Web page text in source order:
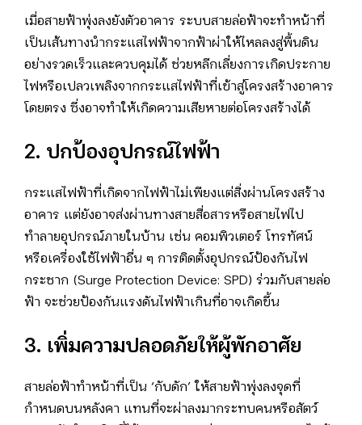
เมื่อสายฟ้าพุ่งลงยังตัวอาคาร ระบบสายล่อฟ้าจะทำหน้าที่
เป็นเส้นทางนำกระแสไฟฟ้าจากฟ้าผ่าให้ไหลลงสู่พื้นดิน
อย่างรวดเร็วและควบคุมได้ ช่วยหลีกเลี่ยงการเกิดประกาย
ไฟหรือเปลวเพลิงจากกระแสไฟฟ้าที่เข้าสู่โครงสร้างอาคาร
โดยตรง ซึ่งอาจทำให้เกิดความเสียหายต่อโครงสร้างได้
2. ปกป้องอุปกรณ์ไฟฟ้า
กระแสไฟฟ้าที่เกิดจากไฟฟ้าไม่เพียงแต่สิ่งผ่านโครงสร้าง
อาคาร แต่ยังอาจส่งผ่านทางสายสื่อสารหรือสายไฟไป
ทำลายอุปกรณ์ภายในบ้าน เช่น คอมพิวเตอร์ โทรทัศน์
หรือเครื่องใช้ไฟฟ้าอื่น ๆ การติดตั้งอุปกรณ์ป้องกันไฟ
กระชาก (Surge Protection Device: SPD) ร่วมกับสายล่อ
ฟ้า จะช่วยป้องกันแรงดันไฟฟ้าเกินที่อาจเกิดขึ้น
3. เพิ่มความปลอดภัยให้ผู้พักอาศัย
สายล่อฟ้าทำหน้าที่เป็น ‘กับดัก’ ให้สายฟ้าพุ่งลงจุดที่
กำหนดบนหลังคา แทนที่จะผ่าลงมากระทบคนหรือสัตว์